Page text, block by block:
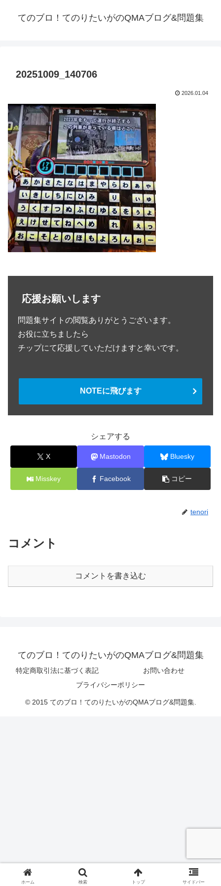
てのブロ！てのりたいがのQMAブログ&問題集
20251009_140706
2026.01.04
応援お願いします
問題集サイトの閲覧ありがとうございます。
お役に立ちましたら
チップにて応援していただけますと幸いです。
NOTEに飛びます
シェアする
X Mastodon Bluesky
Misskey Facebook コピー
tenori
コメント
コメントを書き込む
てのブロ！てのりたいがのQMAブログ&問題集
特定商取引法に基づく表記
お問い合わせ
プライバシーポリシー
© 2015 てのブロ！てのりたいがのQMAブログ&問題集.
ホーム 検索 トップ サイドバー